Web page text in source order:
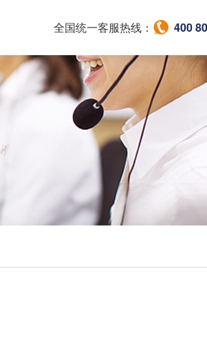
全国统一客服热线： 400